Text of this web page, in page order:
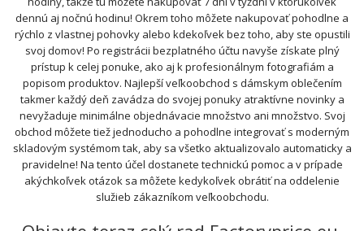
dennú aj nočnú hodinu! Okrem toho môžete nakupovať pohodlne a
rýchlo z vlastnej pohovky alebo kdekoľvek bez toho, aby ste opustili
svoj domov! Po registrácii bezplatného účtu navyše získate plný
prístup k celej ponuke, ako aj k profesionálnym fotografiám a
popisom produktov. Najlepší veľkoobchod s dámskym oblečením
takmer každý deň zavádza do svojej ponuky atraktívne novinky a
nevyžaduje minimálne objednávacie množstvo ani množstvo. Svoj
obchod môžete tiež jednoducho a pohodlne integrovať s moderným
skladovým systémom tak, aby sa všetko aktualizovalo automaticky a
pravidelne! Na tento účel dostanete technickú pomoc a v prípade
akýchkoľvek otázok sa môžete kedykoľvek obrátiť na oddelenie
služieb zákazníkom veľkoobchodu.